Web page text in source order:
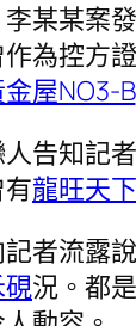
某案發
為控方
屋NO3-B
知記者
龍旺天下
者流露說
況。都